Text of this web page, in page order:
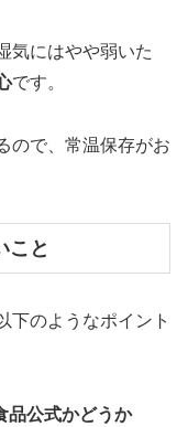
気にはやや弱いた
です。
ので、常温保存がお
こと
下のようなポイント
品公式かどうか